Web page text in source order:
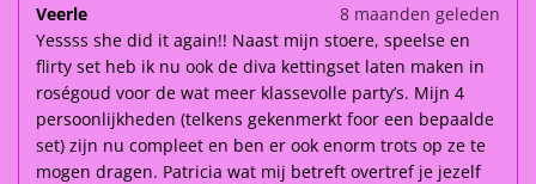
Veerle
8 maanden geleden
Yessss she did it again!! Naast mijn stoere, speelse en
flirty set heb ik nu ook de diva kettingset laten maken in
roségoud voor de wat meer klassevolle party’s. Mijn 4
persoonlijkheden (telkens gekenmerkt foor een bepaalde
set) zijn nu compleet en ben er ook enorm trots op ze te
mogen dragen. Patricia wat mij betreft overtref je jezelf